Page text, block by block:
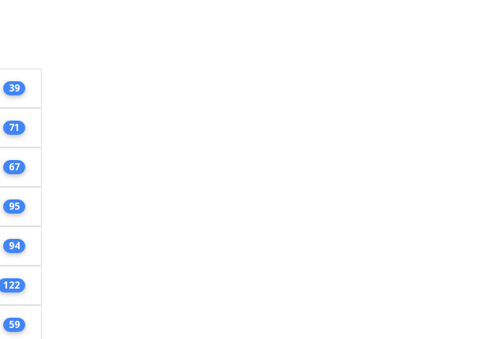
39
71
67
95
94
122
59